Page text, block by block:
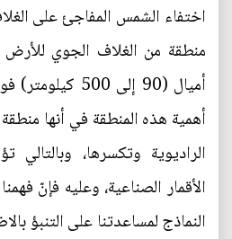
اختفاء الشمس المفاجئ على
أميال (90 إلى
أهمية هذه المنطقة في أنها
الراديوية وتكسرها،
الأقمار الصناعية، وعليه فإنّ
النماذج لمساعدتنا على التنبؤ